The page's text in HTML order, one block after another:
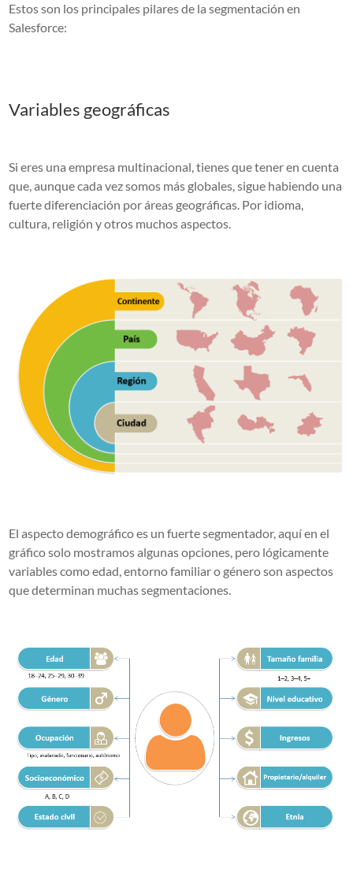
Estos son los principales pilares de la segmentación en
Salesforce:
Variables geográficas
Si eres una empresa multinacional, tienes que tener en cuenta
que, aunque cada vez somos más globales, sigue habiendo una
fuertediferenciación por áreas geográficas. Por idioma,
cultura, religión y otros muchos aspectos.
El aspecto demográfico es un fuerte segmentador, aquí en el
gráfico solo mostramos algunas opciones, pero lógicamente
variables como edad, entorno familiar o género son aspectos
que determinan muchas segmentaciones.